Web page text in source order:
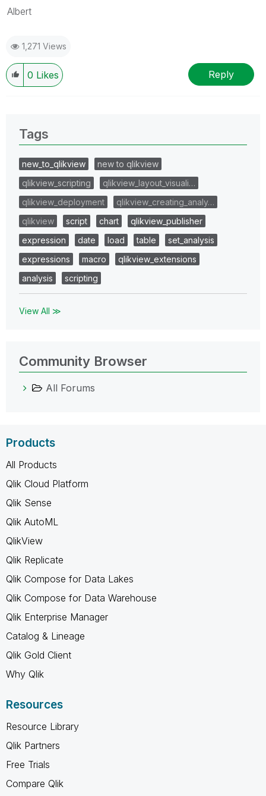
Albert
1,271 Views
0 Likes Reply
Tags
new_to_qlikview
new to qlikview
qlikview_scripting
qlikview_layout_visuali…
qlikview_deployment
qlikview_creating_analy…
qlikview
script chart
qlikview_publisher
expression
date load table
set_analysis
expressions
macro
qlikview_extensions
analysis
scripting
View All ≫
Community Browser
All Forums
Products
All Products
Qlik Cloud Platform
Qlik Sense
Qlik AutoML
QlikView
Qlik Replicate
Qlik Compose for Data Lakes
Qlik Compose for Data Warehouse
Qlik Enterprise Manager
Catalog & Lineage
Qlik Gold Client
Why Qlik
Resources
Resource Library
Qlik Partners
Free Trials
Compare Qlik